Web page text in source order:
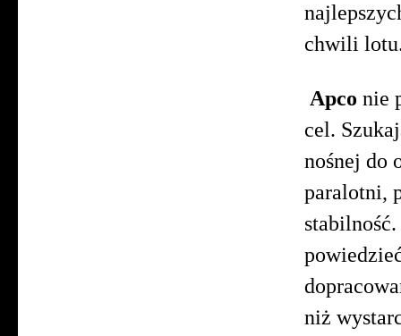
chwili
Apco nie
cel.
nośnej do
paralotni,
niż